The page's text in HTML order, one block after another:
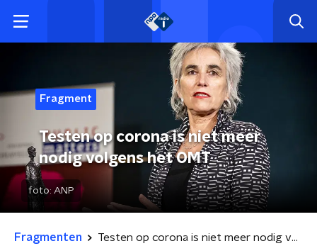
Fragment
Testen op corona is niet meer
nodig volgens het OMT
foto: ANP
Fragmenten Testen op corona is niet meer nodig volgens het OMT